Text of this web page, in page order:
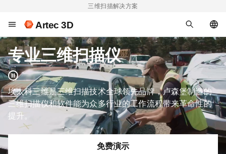
三维扫描解决方案
Artec 3D
专业三维扫描仪
埃太科三维是三维扫描技术全球领先品牌，卢森堡制造的
三维扫描仪和软件能为众多行业的工作流程带来革命性的
提升。
免费演示